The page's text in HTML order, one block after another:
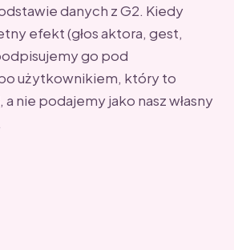
danych z G2. Kiedy
efekt (głos aktora, gest,
go pod
użytkownikiem, który to
nie podajemy jako nasz własny